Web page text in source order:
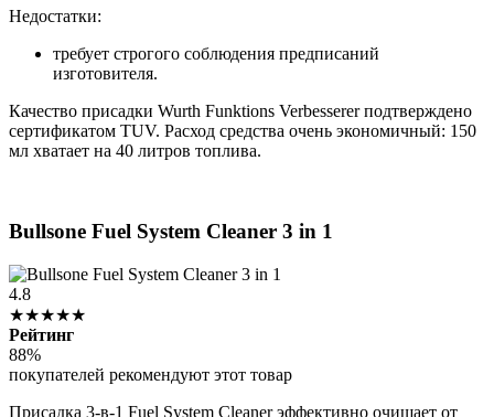
Недостатки:
требует строгого соблюдения предписаний
изготовителя.
Качество присадки Wurth Funktions Verbesserer подтверждено
сертификатом TUV. Расход средства очень экономичный: 150
мл хватает на 40 литров топлива.
Bullsone Fuel System Cleaner 3 in 1
4.8
★★★★★
Рейтинг
88%
покупателей рекомендуют этот товар
Присадка 3-в-1 Fuel System Cleaner эффективно очищает от